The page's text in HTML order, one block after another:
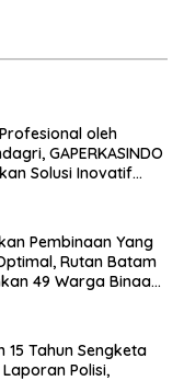
oleh
GAPERKASINDO
Solusi Inovatif
Pembinaan Yang
Rutan Batam
49 Warga Binaan
15 Tahun Sengketa
Laporan Polisi,